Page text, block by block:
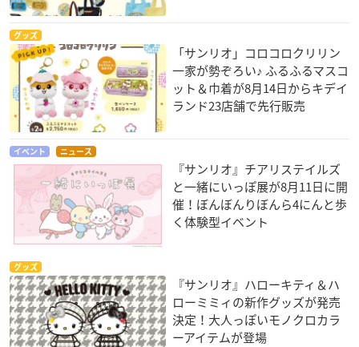
グッズ
「サンリオ」コロコロクリリン
一家が勢ぞろい♪ ふるふるマスコ
ット＆巾着が8月14日からキデイ
ランド23店舗で先行販売
イベント ニュース
『サンリオ』チアリステイルズ
と一緒にいっぽ展が8月11日に開
催！ぼんぼんりぼんら4にんと歩
く体験型イベント
グッズ
『サンリオ』ハローキティ＆ハ
ローミミィの新作グッズが発売
決定！大人っぽいモノクロカラ
ーアイテムが登場